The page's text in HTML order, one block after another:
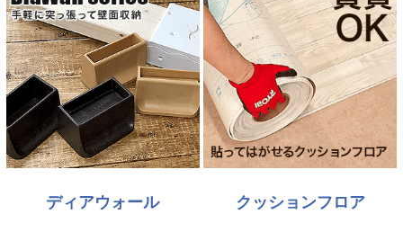
ディアウォール クッションフロア